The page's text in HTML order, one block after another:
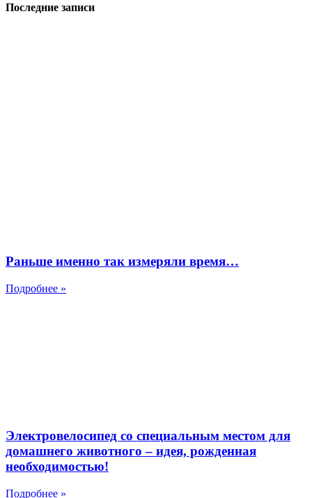
Последние записи
Раньше именно так измеряли время…
Подробнее »
Электровелосипед со специальным местом для
домашнего животного – идея, рожденная
необходимостью!
Подробнее »